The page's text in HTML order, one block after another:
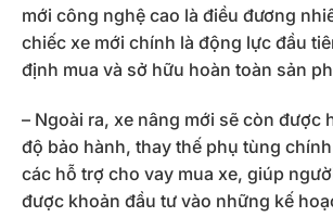
mới công nghệ cao là điều đương
chiếc xe mới chính là động lực đầu
định mua và sở hữu hoàn toàn sản
– Ngoài ra, xe nâng mới sẽ còn được
độ bảo hành, thay thế phụ tùng
các hỗ trợ cho vay mua xe, giúp
được khoản đầu tư vào những kế